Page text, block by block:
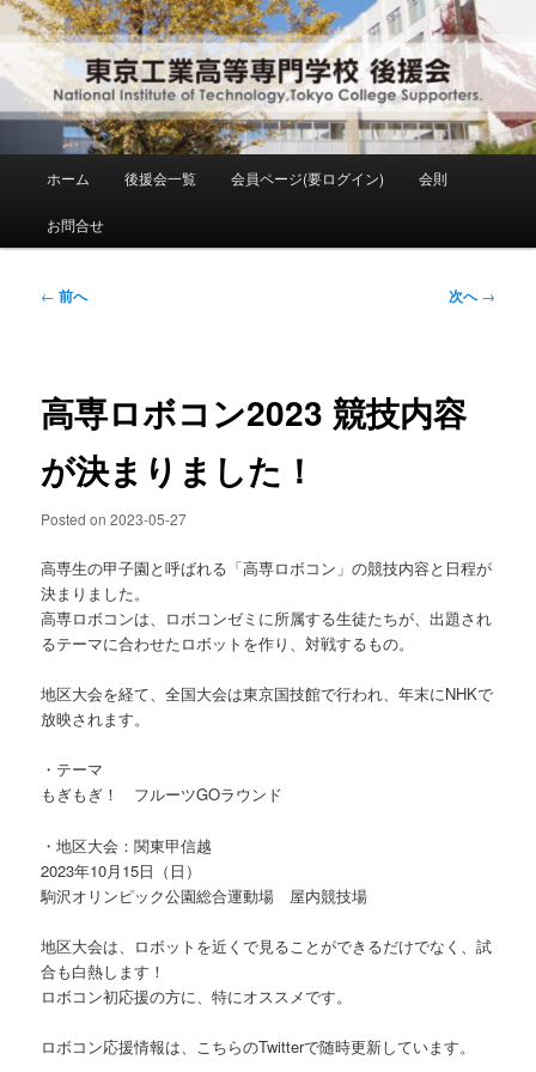
メ
イ
ン
コ
ン
東京工業高等専門学校 後援会
National Institute of Technology ,Tokyo College Supporters.
メ
ホーム 後援会一覧 会員ページ(要ログイン) 会則
お問合せ
投
ゲ
ー
ョ
ン
← 前へ 次へ→
高専ロボコン2023 競技内容
が決まりました！
Posted on2023-05-27
高専生の甲子園と呼ばれる「高専ロボコン」の競技内容と日程が
決まりました。
高専ロボコンは、ロボコンゼミに所属する生徒たちが、出題され
るテーマに合わせたロボットを作り、対戦するもの。
地区大会を経て、全国大会は東京国技館で行われ、年末にNHKで
放映されます。
・テーマ
もぎもぎ！ フルーツGOラウンド
・地区大会：関東甲信越
2023年10月15日（日）
駒沢オリンピック公園総合運動場 屋内競技場
地区大会は、ロボットを近くで見ることができるだけでなく、試
合も白熱します！
ロボコン初応援の方に、特にオススメです。
ロボコン応援情報は、こちらのTwitterで随時更新しています。